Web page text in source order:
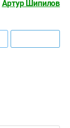
Артур Шипилов